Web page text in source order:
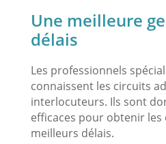
Une meilleure
délais
Les professionnels
connaissent les circuits
interlocuteurs. Ils sont
efficaces pour obtenir les
meilleurs délais.